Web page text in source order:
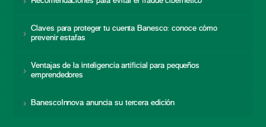
Claves para proteger tu cuenta Banesco: conoce cómo
prevenir estafas
Ventajas de la inteligencia artificial para pequeños
emprendedores
BanescoInnova anuncia su tercera edición